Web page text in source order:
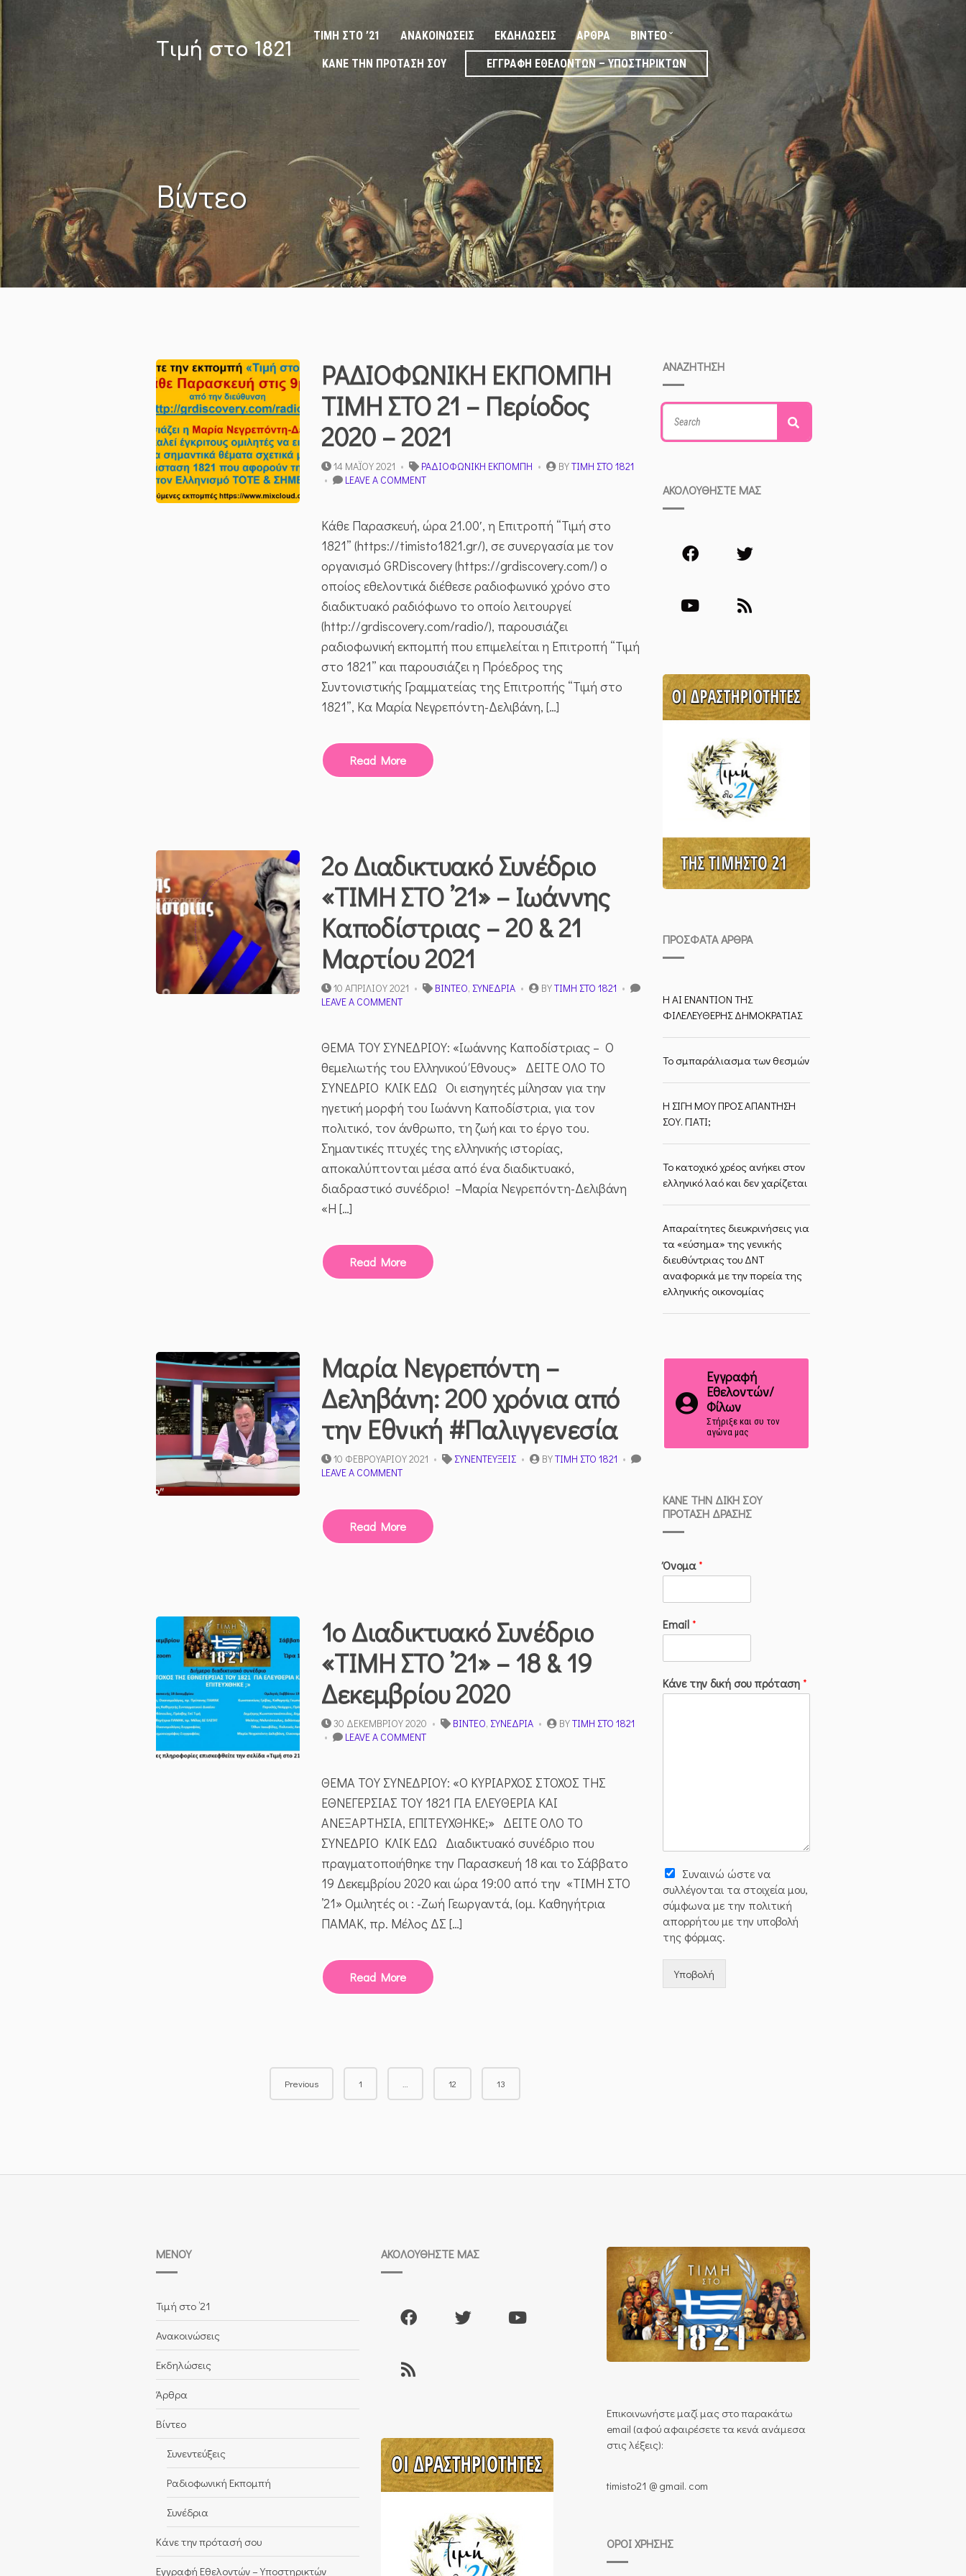
Τιμή στο 1821
ΤΙΜΉ ΣΤΟ ’21 ΑΝΑΚΟΙΝΏΣΕΙΣ ΕΚΔΗΛΏΣΕΙΣ ΆΡΘΡΑ ΒΊΝΤΕΟ
ΚΆΝΕ ΤΗΝ ΠΡΌΤΑΣΉ ΣΟΥ ΕΓΓΡΑΦΉ ΕΘΕΛΟΝΤΏΝ – ΥΠΟΣΤΗΡΙΚΤΏΝ
Βίντεο
ΡΑΔΙΟΦΩΝΙΚΗ ΕΚΠΟΜΠΗ
ΤΙΜΗ ΣΤΟ 21 – Περίοδος
2020 – 2021
14 ΜΑΪ́ΟΥ 2021 ΡΑΔΙΟΦΩΝΙΚΉ ΕΚΠΟΜΠΉ BYΤΙΜΉ ΣΤΟ 1821
LEAVE A COMMENTON
ΤΙΜΗ
ΣΤΟ
21
–
ΠΕΡΊΟΔΟΣ
2020
–
2021
Κάθε Παρασκευή, ώρα 21.00′, η Επιτροπή “Τιμή στο
1821” (https://timisto1821.gr/), σε συνεργασία με τον
οργανισμό GRDiscovery (https://grdiscovery.com/) ο
οποίος εθελοντικά διέθεσε ραδιοφωνικό χρόνο στο
διαδικτυακό ραδιόφωνο το οποίο λειτουργεί
(http://grdiscovery.com/radio/), παρουσιάζει
ραδιοφωνική εκπομπή που επιμελείται η Επιτροπή “Τιμή
στο 1821” και παρουσιάζει η Πρόεδρος της
Συντονιστικής Γραμματείας της Επιτροπής “Τιμή στο
1821”, Κα Μαρία Νεγρεπόντη-Δελιβάνη, […]
Read More
2ο Διαδικτυακό Συνέδριο
«ΤΙΜΗ ΣΤΟ ’21» – Ιωάννης
Καποδίστριας – 20 & 21
Μαρτίου 2021
10 ΑΠΡΙΛΊΟΥ 2021 ΒΊΝΤΕΟ, ΣΥΝΈΔΡΙΑ BYΤΙΜΉ ΣΤΟ 1821
LEAVE A COMMENTON
ΣΥΝΈΔΡΙΟ
«ΤΙΜΗ
ΣΤΟ
’21»
–
ΙΩΆΝΝΗΣ
ΚΑΠΟΔΊΣΤΡΙΑΣ
–
20
&
ΜΑΡΤΊΟΥ
ΘΕΜΑ ΤΟΥ ΣΥΝΕΔΡΙΟΥ: «Ιωάννης Καποδίστριας – Ο
θεμελιωτής του Ελληνικού Έθνους» ΔΕΙΤΕ ΟΛΟ ΤΟ
ΣΥΝΕΔΡΙΟ ΚΛΙΚ ΕΔΩ Οι εισηγητές μίλησαν για την
ηγετική μορφή του Ιωάννη Καποδίστρια, για τον
πολιτικό, τον άνθρωπο, τη ζωή και το έργο του.
Σημαντικές πτυχές της ελληνικής ιστορίας,
αποκαλύπτονται μέσα από ένα διαδικτυακό,
διαδραστικό συνέδριο! –Μαρία Νεγρεπόντη-Δελιβάνη
«Η […]
Read More
Μαρία Νεγρεπόντη –
Δεληβάνη: 200 χρόνια από
την Εθνική #Παλιγγενεσία​
10 ΦΕΒΡΟΥΑΡΊΟΥ 2021 ΣΥΝΕΝΤΕΎΞΕΙΣ BYΤΙΜΉ ΣΤΟ 1821
LEAVE A COMMENTON
–
ΔΕΛΗΒΆΝΗ:
200
Read More
1ο Διαδικτυακό Συνέδριο
«ΤΙΜΗ ΣΤΟ ’21» – 18 & 19
Δεκεμβρίου 2020
30 ΔΕΚΕΜΒΡΊΟΥ 2020 ΒΊΝΤΕΟ, ΣΥΝΈΔΡΙΑ BYΤΙΜΉ ΣΤΟ 1821
LEAVE A COMMENTON
ΣΥΝΈΔΡΙΟ
«ΤΙΜΗ
ΣΤΟ
’21»
–
18
&
19
ΔΕΚΕΜΒΡΊΟΥ
2020
ΘΕΜΑ ΤΟΥ ΣΥΝΕΔΡΙΟΥ: «Ο ΚΥΡΙΑΡΧΟΣ ΣΤΟΧΟΣ ΤΗΣ
ΕΘΝΕΓΕΡΣΙΑΣ ΤΟΥ 1821 ΓΙΑ ΕΛΕΥΘΕΡΙΑ ΚΑΙ
ΑΝΕΞΑΡΤΗΣΙΑ, ΕΠΙΤΕΥΧΘΗΚΕ;» ΔΕΙΤΕ ΟΛΟ ΤΟ
ΣΥΝΕΔΡΙΟ ΚΛΙΚ ΕΔΩ Διαδικτυακό συνέδριο που
πραγματοποιήθηκε την Παρασκευή 18 και το Σάββατο
19 Δεκεμβρίου 2020 και ώρα 19:00 από την «ΤΙΜΗ ΣΤΟ
’21» Ομιλητές οι : -Ζωή‌ ‌Γεωργαντά,‌ (‌ομ.‌ ‌Καθηγήτρια‌
‌ΠΑΜΑΚ,‌ ‌πρ.‌ ‌Μέλος‌ ‌ΔΣ‌ […]
Read More
Previous 1 12 13
ΑΝΑΖΗΤΗΣΗ
Search
for:
ΑΚΟΛΟΥΘΗΣΤΕ ΜΑΣ
ΠΡΌΣΦΑΤΑ ΆΡΘΡΑ
Η ΑΙ ΕΝΑΝΤΙΟΝ ΤΗΣ
ΦΙΛΕΛΕΥΘΕΡΗΣ ΔΗΜΟΚΡΑΤΙΑΣ
Το σμπαράλιασμα των θεσμών
Η ΣΙΓΗ ΜΟΥ ΠΡΟΣ ΑΠΑΝΤΗΣΗ
ΣΟΥ. ΓΙΑΤΙ;
Το κατοχικό χρέος ανήκει στον
ελληνικό λαό και δεν χαρίζεται
Απαραίτητες διευκρινήσεις για
τα «εύσημα» της γενικής
διευθύντριας του ΔΝΤ
αναφορικά με την πορεία της
ελληνικής οικονομίας
Εγγραφή
Εθελοντών/
Φίλων
Στήριξε και συ τον
αγώνα μας
ΚΆΝΕ ΤΗΝ ΔΙΚΉ ΣΟΥ
ΠΡΌΤΑΣΗ ΔΡΆΣΗΣ
Όνομα*
Email*
Κάνε την δική σου πρόταση*
Συναινώ ώστε να
συλλέγoνται τα στοιχεία μου,
σύμφωνα με την πολιτική
απορρήτου με την υποβολή
της φόρμας.
Υποβολή
ΜΕΝΟΎ
Τιμή στο ’21
Ανακοινώσεις
Εκδηλώσεις
Άρθρα
Βίντεο
Συνεντεύξεις
Ραδιοφωνική Εκπομπή
Συνέδρια
Κάνε την πρότασή σου
Εγγραφή Εθελοντών – Υποστηρικτών
ΑΚΟΛΟΥΘΉΣΤΕ ΜΑΣ
Επικοινωνήστε μαζί μας στο παρακάτω
email (αφού αφαιρέσετε τα κενά ανάμεσα
στις λέξεις):
timisto21 @ gmail. com
ΌΡΟΙ ΧΡΉΣΗΣ